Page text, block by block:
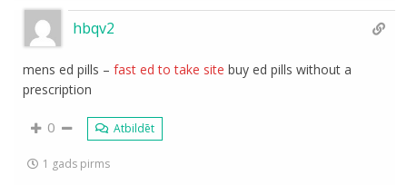
hbqv2
mens ed pills –fast ed to take site buy ed pills without a
prescription
0 Atbildēt
1 gads pirms